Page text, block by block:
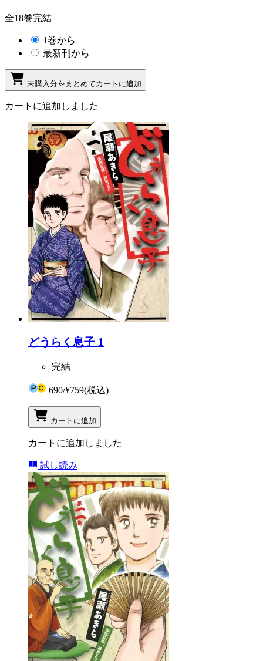
全18巻完結
1巻から
最新刊から
未購入分をまとめてカートに追加
カートに追加しました
どうらく息子 1
完結
690/¥759(税込)
カートに追加
カートに追加しました
試し読み